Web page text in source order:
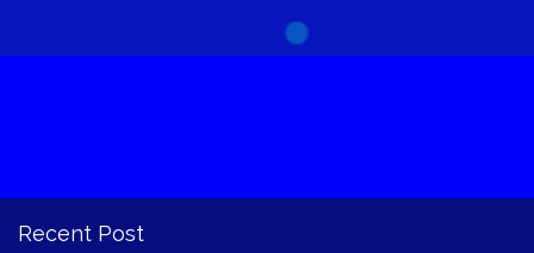
Recent Post